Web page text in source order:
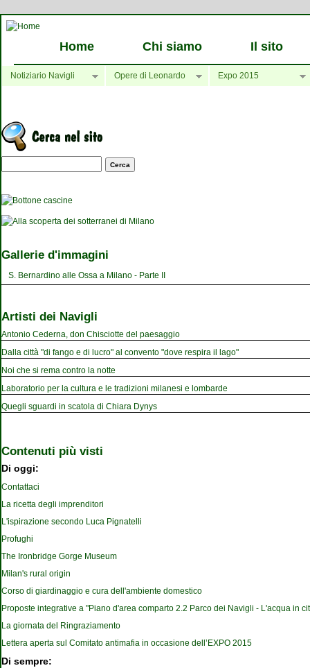
Home Chi siamo Il sito
Notiziario Navigli Opere di Leonardo Expo 2015
Maschera di ricerca
Gallerie d'immagini
S. Bernardino alle Ossa a Milano - Parte II
Artisti dei Navigli
Antonio Cederna, don Chisciotte del paesaggio
Dalla città "di fango e di lucro" al convento "dove respira il lago"
Noi che si rema contro la notte
Laboratorio per la cultura e le tradizioni milanesi e lombarde
Quegli sguardi in scatola di Chiara Dynys
Contenuti più visti
Di oggi:
Contattaci
La ricetta degli imprenditori
L'ispirazione secondo Luca Pignatelli
Profughi
The Ironbridge Gorge Museum
Milan's rural origin
Corso di giardinaggio e cura dell'ambiente domestico
Proposte integrative a "Piano d'area comparto 2.2 Parco dei Navigli - L'acqua in
La giornata del Ringraziamento
Lettera aperta sul Comitato antimafia in occasione dell’EXPO 2015
Di sempre: